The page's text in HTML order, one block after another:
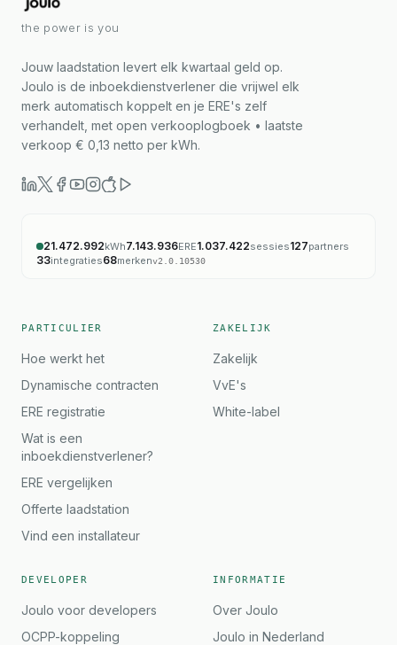
the power is you
Jouw laadstation levert elk kwartaal geld op.
Joulo is de inboekdienstverlener die vrijwel elk
merk automatisch koppelt en je ERE's zelf
verhandelt, met open verkooplogboek • laatste
verkoop € 0,13 netto per kWh.
21.472.992kWh7.143.936ERE1.037.422sessies127partners
33integraties68merkenv2.0.10530
PARTICULIER
Hoe werkt het
Dynamische contracten
ERE registratie
Wat is een
inboekdienstverlener?
ERE vergelijken
Offerte laadstation
Vind een installateur
ZAKELIJK
Zakelijk
VvE's
White-label
DEVELOPER
Joulo voor developers
OCPP-koppeling
INFORMATIE
Over Joulo
Joulo in Nederland